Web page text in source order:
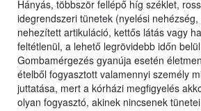
Hányás, többször fellépő híg széklet,
idegrendszeri tünetek (nyelési nehézség,
nehezített artikuláció, kettős látás vagy
feltétlenül, a lehető legrövidebb időn
Gombamérgezés gyanúja esetén
ételből fogyasztott valamennyi személy
juttatása, mert a kórházi megfigyelés
olyan fogyasztó, akinek nincsenek